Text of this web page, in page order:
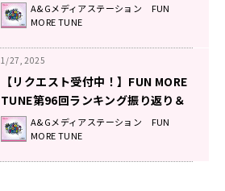
A&Gメディアステーション FUN
MORE TUNE
1/27, 2025
【リクエスト受付中！】FUN MORE
TUNE第96回ランキング振り返り＆
第97回 注目楽曲紹介
A&Gメディアステーション FUN
MORE TUNE